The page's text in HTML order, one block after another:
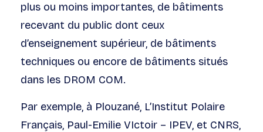
plus ou moins importantes, de bâtiments
recevant du public dont ceux
d’enseignement supérieur, de bâtiments
techniques ou encore de bâtiments situés
dans les DROM COM.
Par exemple, à Plouzané, L’Institut Polaire
Français, Paul-Emilie VIctoir – IPEV, et CNRS,